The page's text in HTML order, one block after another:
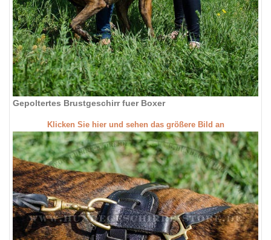
Gepoltertes Brustgeschirr fuer Boxer
Klicken Sie hier und sehen das größere Bild an